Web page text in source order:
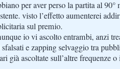
per aver perso la partita al
visto l’effetto aumenterei
sul premio.
io vi ascolto entrambi, anzi
e zapping selvaggio tra
già ascoltate sull’altre frequenze